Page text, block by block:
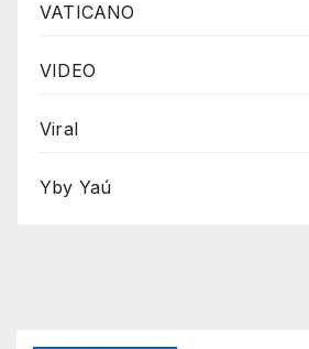
VATICANO
VIDEO
Viral
Yby Yaú